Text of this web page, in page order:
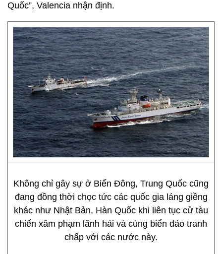
Quốc”, Valencia nhận định.
Không chỉ gây sự ở Biển Đông, Trung Quốc cũng
đang đồng thời chọc tức các quốc gia láng giềng
khác như Nhật Bản, Hàn Quốc khi liên tục cử tàu
chiến xâm phạm lãnh hải và cùng biển đảo tranh
chấp với các nước này.